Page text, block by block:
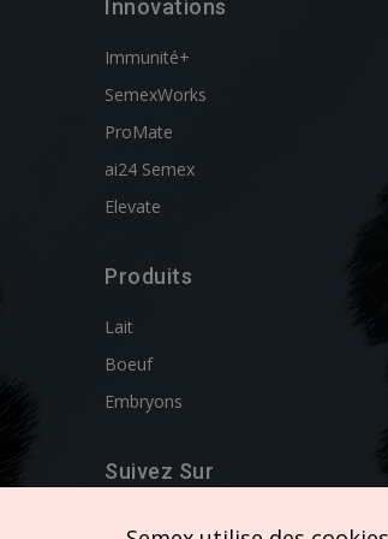
Innovations
Immunité+
SemexWorks
ProMate
ai24 Semex
Elevate
Produits
Lait
Boeuf
Embryons
Suivez Sur